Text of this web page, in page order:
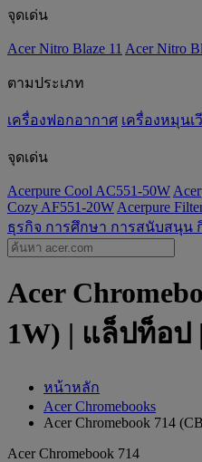
จุดเด่น
Acer Nitro Blaze 11 Acer Nitro
ตามประเภท
เครื่องฟอกอากาศ เครื่องหมุนเ
จุดเด่น
Acerpure Cool AC551-50W
Cozy AF551-20W Acerpure
ธุรกิจ การศึกษา การสนับสนุน
Acer
1W) | แล็ปท็อป
หน้าหลัก
Acer Chromebooks
Acer Chromebook 714
Acer Chromebook 714